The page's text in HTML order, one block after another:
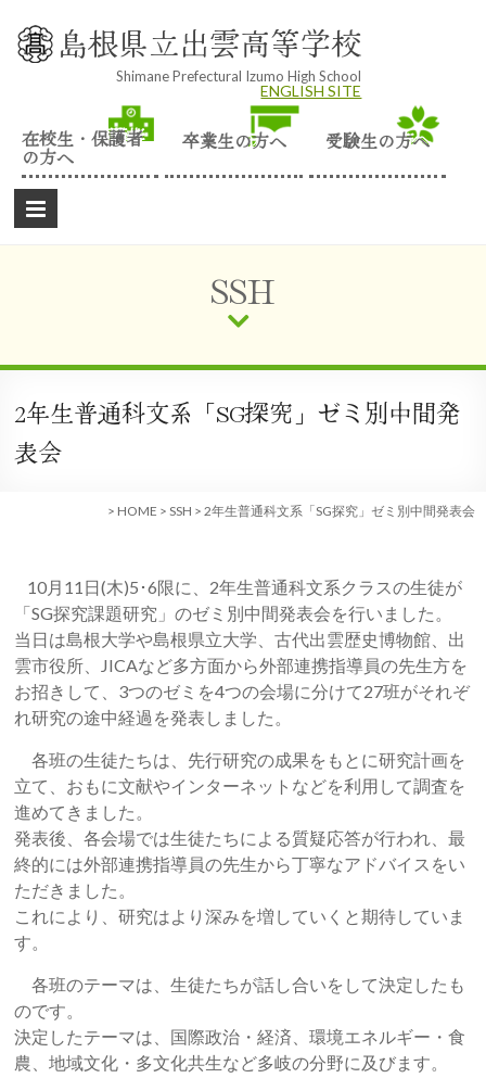
content 島根県立出雲高等学校
Shimane Prefectural Izumo High School
ENGLISH SITE
在校生・保護者
の方へ
卒業生の方へ 受験生の方へ
SSH
2年生普通科文系「SG探究」ゼミ別中間発
表会
> HOME > SSH > 2年生普通科文系「SG探究」ゼミ別中間発表会
10月11日(木)5･6限に、2年生普通科文系クラスの生徒が
「SG探究課題研究」のゼミ別中間発表会を行いました。
当日は島根大学や島根県立大学、古代出雲歴史博物館、出
雲市役所、JICAなど多方面から外部連携指導員の先生方を
お招きして、3つのゼミを4つの会場に分けて27班がそれぞ
れ研究の途中経過を発表しました。
各班の生徒たちは、先行研究の成果をもとに研究計画を
立て、おもに文献やインターネットなどを利用して調査を
進めてきました。
発表後、各会場では生徒たちによる質疑応答が行われ、最
終的には外部連携指導員の先生から丁寧なアドバイスをい
ただきました。
これにより、研究はより深みを増していくと期待していま
す。
各班のテーマは、生徒たちが話し合いをして決定したも
のです。
決定したテーマは、国際政治・経済、環境エネルギー・食
農、地域文化・多文化共生など多岐の分野に及びます。